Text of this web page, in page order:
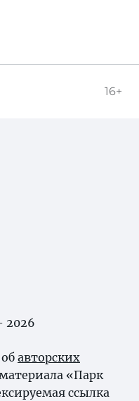
16+
2026
авторских
«Парк
ссылка